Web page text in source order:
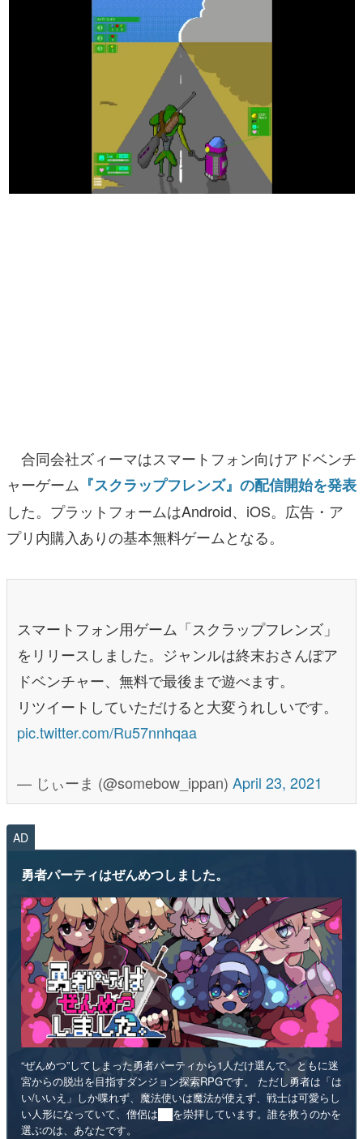
日本モバイルゲーム産業史
日本のモバイルゲーム史における主要なトピック・タイト
ルを網羅するほか、開発者へのインタビューや識者による
解説を掲載。約20年の歴史が一望できる決定版！
若ゲのいたり〜ゲームクリエイターの青春〜
『うつヌケ』『ペンと箸』等で知られるマンガ家・田中圭
一先生によるゲーム業界レポートマンガです。
なんでゲームは面白い？
ゲーム開発者・hamatsu氏がゲームの魅力を画面や操作の
具体的な形から解き明かしていく、硬派で骨太な評論連載
です。
その他
電ファミニコゲーマーとは？
運営：株式会社マレ
合同会社ズィーマはスマートフォン向けアドベンチ
ャーゲーム 『スクラップフレンズ』の配信開始を発表
した。プラットフォームはAndroid、iOS。広告・ア
プリ内購入ありの基本無料ゲームとなる。
スマートフォン用ゲーム「スクラップフレンズ」
をリリースしました。ジャンルは終末おさんぽア
ドベンチャー、無料で最後まで遊べます。
リツイートしていただけると大変うれしいです。
pic.twitter.com/Ru57nnhqaa
— じぃーま (@somebow_ippan) April 23, 2021
AD
勇者パーティはぜんめつしました。
“ぜんめつ”してしまった勇者パーティから1人だけ選んで、ともに迷
宮からの脱出を目指すダンジョン探索RPGです。 ただし勇者は「は
い/いいえ」しか喋れず、魔法使いは魔法が使えず、戦士は可愛らし
い人形になっていて、僧侶は██を崇拝しています。誰を救うのかを
選ぶのは、あなたです。